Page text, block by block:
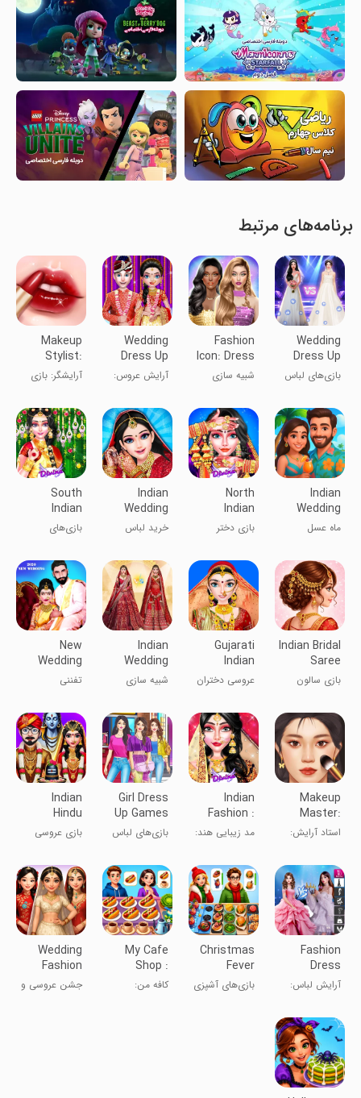
برنامه‌های مرتبط
Wedding
Dress Up
Bridal
Games
بازی‌های لباس
Fashion
Icon: Dress
Up & Style
شبیه سازی
Wedding
Dress Up
Bridal
Makeup
آرایش عروس:
Makeup
Stylist:
Makeup
Game
آرایشگر: بازی
Indian
Wedding
Honeymoon
ماه عسل
قسمت ۳
North
Indian
Wedding
Girl Game
بازی دختر
هند
Indian
Wedding
Dress
Shopping
خرید لباس
South
Indian
Wedding
Games
بازی‌های
هند
Indian Bridal
Saree
Salon
Game
بازی سالون
Gujarati
Indian
Wedding
Girls
عروسی دختران
Indian
Wedding
Dress up
Makeup
شبیه سازی
New
Wedding
Game :
تفننی
Makeup
Master:
Beauty
استاد آرایش:
Indian
Fashion :
Makeup
Game
مد زیبایی هند:
Girl Dress
Up Games
Offline
بازی‌های لباس
دخترانه آفلاین
Indian
Hindu
Wedding
Girl Game
بازی عروسی
هندی
Fashion
Dress
Up:Super
Stylist
آرایش لباس:
فوق‌العاده
Christmas
Fever
Cooking
Games
بازی‌های آشپزی
My Cafe
Shop :
Cooking
کافه من:
Wedding
Fashion
Cooking
جشن عروسی و